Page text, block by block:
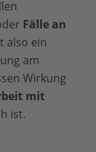
Fälle an
also ein
am
Wirkung
mit
ist.